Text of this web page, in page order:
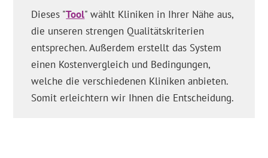
Dieses "Tool" wählt Kliniken in Ihrer Nähe aus,
die unseren strengen Qualitätskriterien
entsprechen. Außerdem erstellt das System
einen Kostenvergleich und Bedingungen,
welche die verschiedenen Kliniken anbieten.
Somit erleichtern wir Ihnen die Entscheidung.